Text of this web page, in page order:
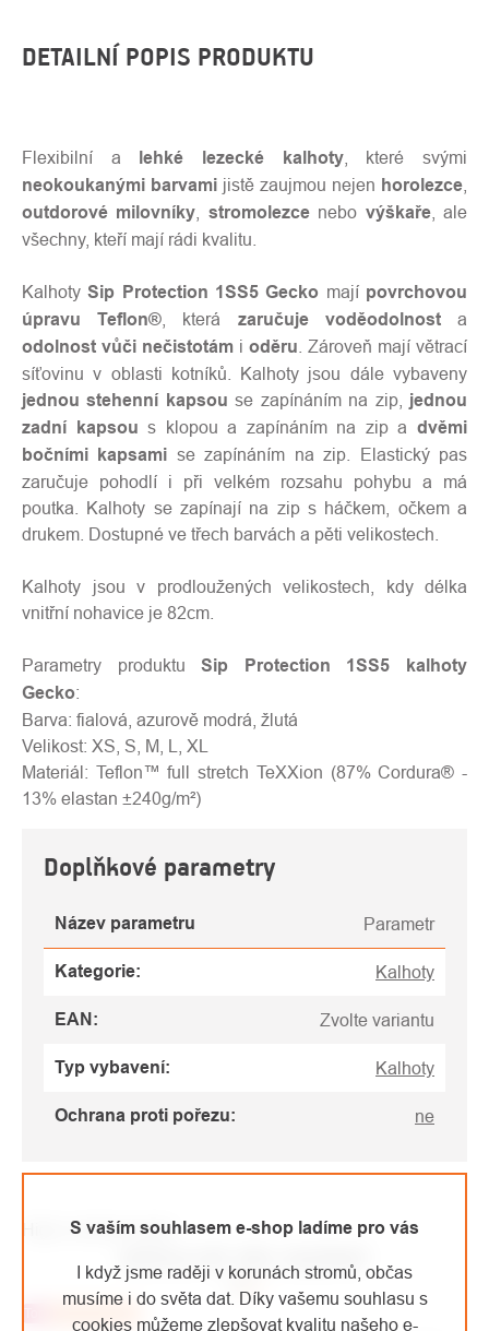
S vaším souhlasem e-shop ladíme pro vás
I když jsme raději v korunách stromů, občas
musíme i do světa dat. Díky vašemu souhlasu s
cookies můžeme zlepšovat kvalitu našeho e-
DETAILNÍ POPIS PRODUKTU
Flexibilní a lehké lezecké kalhoty, které svými
neokoukanými barvami jistě zaujmou nejen horolezce
outdorové milovníky stromolezcenebo výškaře, ale
všechny, kteří mají rádi kvalitu.
KalhotySip Protection 1SS5 Gecko mají povrchovou
úpravu Teflon® , která zaručuje voděodolnosta
odolnost vůči nečistotám i oděru . Zároveň mají větrací
síťovinu v oblasti kotníků. Kalhoty jsou dále vybaveny
jednou stehenní kapsou se zapínáním na zip, jednou
zadní kapsou s klopou a zapínáním na zip advěmi
bočními kapsami se zapínáním na zip. Elastický pas
zaručuje pohodlí i při velkém rozsahu pohybu a má
poutka. Kalhoty se zapínají na zip s háčkem, očkem a
drukem. Dostupné ve třech barvách a pěti velikostech.
Kalhoty jsou v prodloužených velikostech, kdy délka
vnitřní nohavice je 82cm.
Parametry produktuSip Protection 1SS5 kalhoty
Gecko:
Barva: fialová, azurově modrá, žlutá
Velikost: XS, S, M, L, XL
Materiál: Teflon™ full stretch TeXXion (87% Cordura® -
13% elastan ±240g/m²)
Doplňkové parametry
Název parametru Parametr
Kategorie: Kalhoty
EAN : Zvolte variantu
Typ vybavení: Kalhoty
Ochrana proti pořezu: ne
High-contrast mode
MOHLO BY VÁS ZAJÍMAT